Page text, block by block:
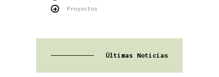
Proyectos
Últimas Noticias